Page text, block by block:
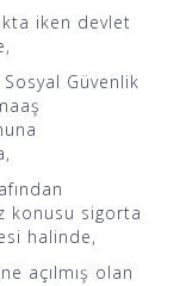
iken devlet
Güvenlik
konusu sigorta
halinde,
açılmış olan